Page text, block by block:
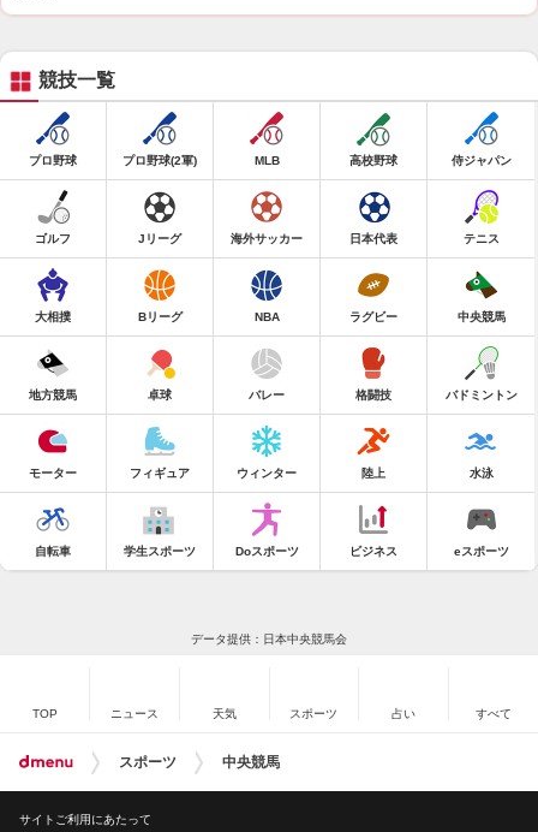
競技一覧
プロ野球 プロ野球(2軍) MLB 高校野球 侍ジャパン
ゴルフ Jリーグ 海外サッカー 日本代表 テニス
大相撲 Bリーグ NBA ラグビー 中央競馬
地方競馬 卓球 バレー 格闘技 バドミントン
モーター フィギュア ウィンター 陸上 水泳
自転車 学生スポーツ Doスポーツ ビジネス eスポーツ
データ提供：日本中央競馬会
TOP ニュース 天気 スポーツ 占い すべて
スポーツ 中央競馬
サイトご利用にあたって